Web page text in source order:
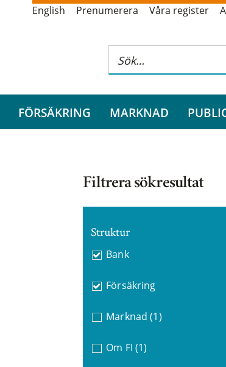
English Prenumerera Våra register
FÖRSÄKRING MARKNAD
Filtrera sökresultat
Struktur
Bank
Försäkring
Marknad (1)
Om FI (1)